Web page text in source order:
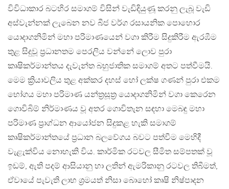
විවිධාකාර බටහිර සමාගම් විසින් වැඩිදියුණූ කරනු ලැබූ වැඩි
අස්වැන්නක් ලැබෙන නව බීජ වර්ග රසායනික පොහොර
යොදාගනිමින් මහා පරිමාණයෙන් වගා කිරීම සිදුකිරීම ඇරඹීම
තුළ සිදුවූ ප්‍රධානතම පෙරලිය වන්නේ ලොව පුරා
කෘෂිකර්මාන්තය දැවැන්ත බහුජාතික සමාගම් අතට පත්වීමයි.
මෙම ක්‍රියාවලිය තුළ අක්කර දහස් හෝ ලක්ෂ ගණන් පුරා එකම
භෝගය මහා පරිමාණ යන්ත‍්‍රසූත්‍ර යොදාගනිමින් වගා කෙරෙන
ගොවිබිම් නිර්මාණය වූ අතර ගොවිතැන සඳහා මෙබඳු මහා
පරිමාණ ප්‍රාග්ධන ආයෝජන සිදුකළ හැකි සමාගම්
කෘෂිකර්මාන්තයේ ප්‍රධාන බලවේගය බවට පත්වීම මෙහිදී
වැළැක්විය නොහැකි විය. කාර්මික රටවල සීමිත සම්පතක් වූ
ඉඩම්, ඇති පදම් ආසියානු හා ලතින් ඇමරිකානු රටවල තිබීමත්,
ඒවායේ පැවැති ලාභ ශ්‍රමයත් නිසා බොහෝ කෘෂි නිෂ්පාදන